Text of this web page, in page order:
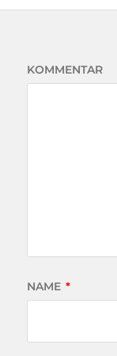
KOMMENTAR
NAME *